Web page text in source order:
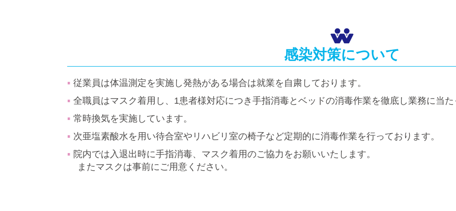
感染対策について
従業員は体温測定を実施し発熱がある場合は就業を自粛しております。
全職員はマスク着用し、1患者様対応につき手指消毒とベッドの消毒作業を徹底し業務に当た
常時換気を実施しています。
次亜塩素酸水を用い待合室やリハビリ室の椅子など定期的に消毒作業を行っております。
院内では入退出時に手指消毒、マスク着用のご協力をお願いいたします。
またマスクは事前にご用意ください。